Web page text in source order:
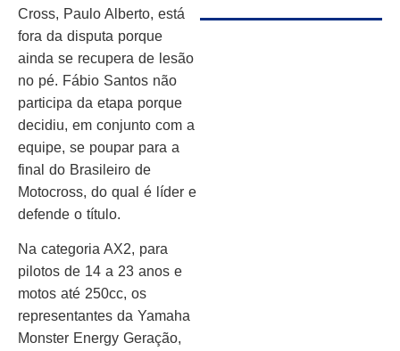
Cross, Paulo Alberto, está
fora da disputa porque
ainda se recupera de lesão
no pé. Fábio Santos não
participa da etapa porque
decidiu, em conjunto com a
equipe, se poupar para a
final do Brasileiro de
Motocross, do qual é líder e
defende o título.
Na categoria AX2, para
pilotos de 14 a 23 anos e
motos até 250cc, os
representantes da Yamaha
Monster Energy Geração,